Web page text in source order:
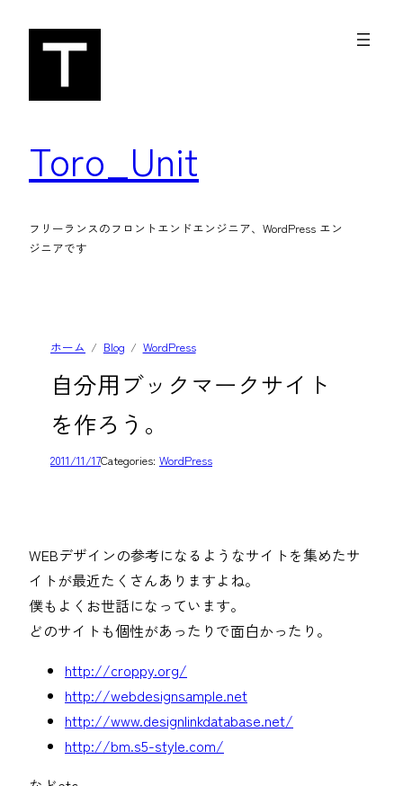
Toro_Unit
フリーランスのフロントエンドエンジニア、WordPress エン
ジニアです
ホーム Blog WordPress
自分用ブックマークサイト
を作ろう。
2011/11/17Categories: WordPress
WEBデザインの参考になるようなサイトを集めたサ
イトが最近たくさんありますよね。
僕もよくお世話になっています。
どのサイトも個性があったりで面白かったり。
http://croppy.org/
http://webdesignsample.net
http://www.designlinkdatabase.net/
http://bm.s5-style.com/